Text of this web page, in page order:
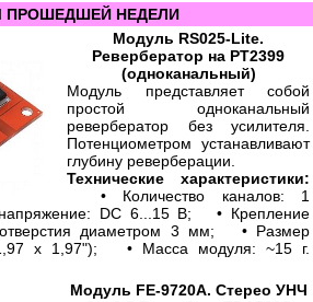
ПРОШЕДШЕЙ НЕДЕЛИ
Модуль RS025-Lite.
Ревербератор на PT2399
(одноканальный)
Модуль представляет собой
простой одноканальный
ревербератор без усилителя.
Потенциометром
устанавливают
глубину реверберации.
Технические характеристики:
• Количество каналов: 1
DC 6...15 В; • Крепление
диаметром 3 мм; • Размер
x 1,97"); • Масса модуля: ~15 г.
Модуль FE-9720A. Стерео УНЧ